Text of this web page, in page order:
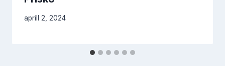
aprill 2, 2024